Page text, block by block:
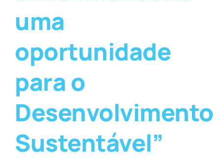
uma
oportunidade
para o
Desenvolvimento
Sustentável”